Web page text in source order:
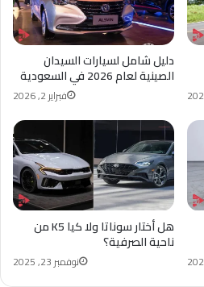
دليل شامل لسيارات السيدان
الصينية لعام 2026 في السعودية
فبراير 2, 2026
هل أختار سوناتا ولا كيا K5 من
ناحية الصرفية؟
نوفمبر 23, 2025